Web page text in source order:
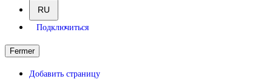
RU
Подключиться
Fermer
Добавить страницу